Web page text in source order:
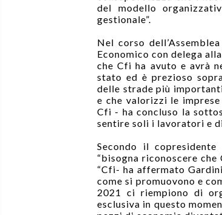
del modello
gestionale”.
Nel corso
Economico con delega
che Cfi ha avuto e avrà
stato ed è prezioso
delle strade più
e che valorizzi le
Cfi - ha concluso la
sentire soli i lavoratori e
Secondo il
“bisogna riconoscere
“Cfi- ha affermato
come si promuovono e
2021 ci riempiono di
esclusiva in questo